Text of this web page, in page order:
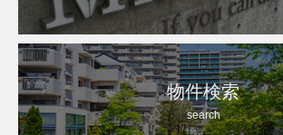
物件検索
search